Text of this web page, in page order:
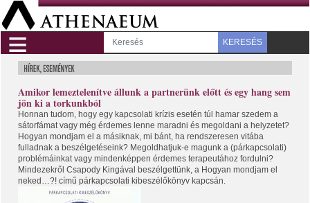
≡ KERESÉS
Amikor lemeztelenítve állunk a partnerünk előtt és egy hang sem
jön ki a torkunkból
Honnan tudom, hogy egy kapcsolati krízis esetén túl hamar szedem a
sátorfámat vagy még érdemes lenne maradni és megoldani a helyzetet?
Hogyan mondjam el a másiknak, mi bánt, ha rendszeresen vitába
fulladnak a beszélgetéseink? Megoldhatjuk-e magunk a (párkapcsolati)
problémáinkat vagy mindenképpen érdemes terapeutához fordulni?
Mindezekről Csapody Kingával beszélgettünk, a Hogyan mondjam el
neked…?! című párkapcsolati kibeszélőkönyv kapcsán.